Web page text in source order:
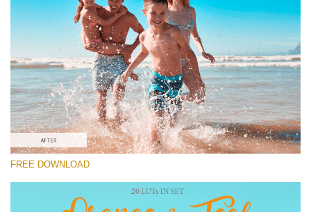
Orange and Teal LUTs
Cinema Look Collection (80 LUTs)
Entire Collection (260 LUTs)
Download Gratuito
FREE DOWNLOAD